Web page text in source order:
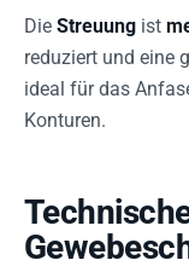
Die Streuung ist
reduziert und eine
ideal für das
Konturen.